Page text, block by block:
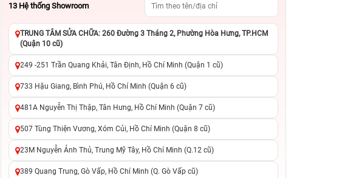
iPhone 13 Pro 256GB Cũ chính
hãng
9.490.000đ
14.990.000đ
chuyển đổi, 0 gọi người thân
hãng
2.590.000đ
8.290.000đ
chuyển đổi, 0 gọi người thân
13 Hệ thống Showroom
TRUNG TÂM SỬA CHỮA: 260 Đường 3 Tháng 2, Phường Hòa Hưng, TP.HCM
(Quận 10 cũ)
249 -251 Trần Quang Khải, Tân Định, Hồ Chí Minh (Quận 1 cũ)
733 Hậu Giang, Bình Phú, Hồ Chí Minh (Quận 6 cũ)
481A Nguyễn Thị Thập, Tân Hưng, Hồ Chí Minh (Quận 7 cũ)
507 Tùng Thiện Vương, Xóm Củi, Hồ Chí Minh (Quận 8 cũ)
23M Nguyễn Ảnh Thủ, Trung Mỹ Tây, Hồ Chí Minh (Q.12 cũ)
389 Quang Trung, Gò Vấp, Hồ Chí Minh (Q. Gò Vấp cũ)